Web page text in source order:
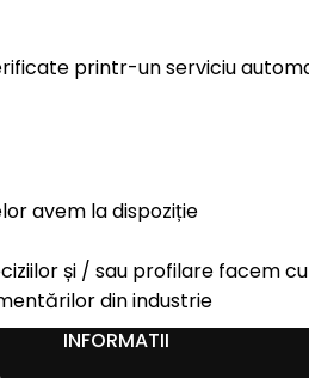
printr-un serviciu
avem la dispoziție
și / sau profilare facem
din industrie
INFORMATII